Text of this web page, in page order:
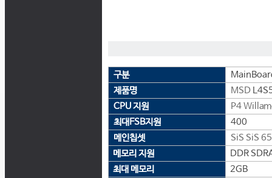
구분
제품명
MSD
CPU 지원
P4
최대FSB지원
400
메인칩셋
SiS SiS
메모리 지원
DDR
최대 메모리
2GB